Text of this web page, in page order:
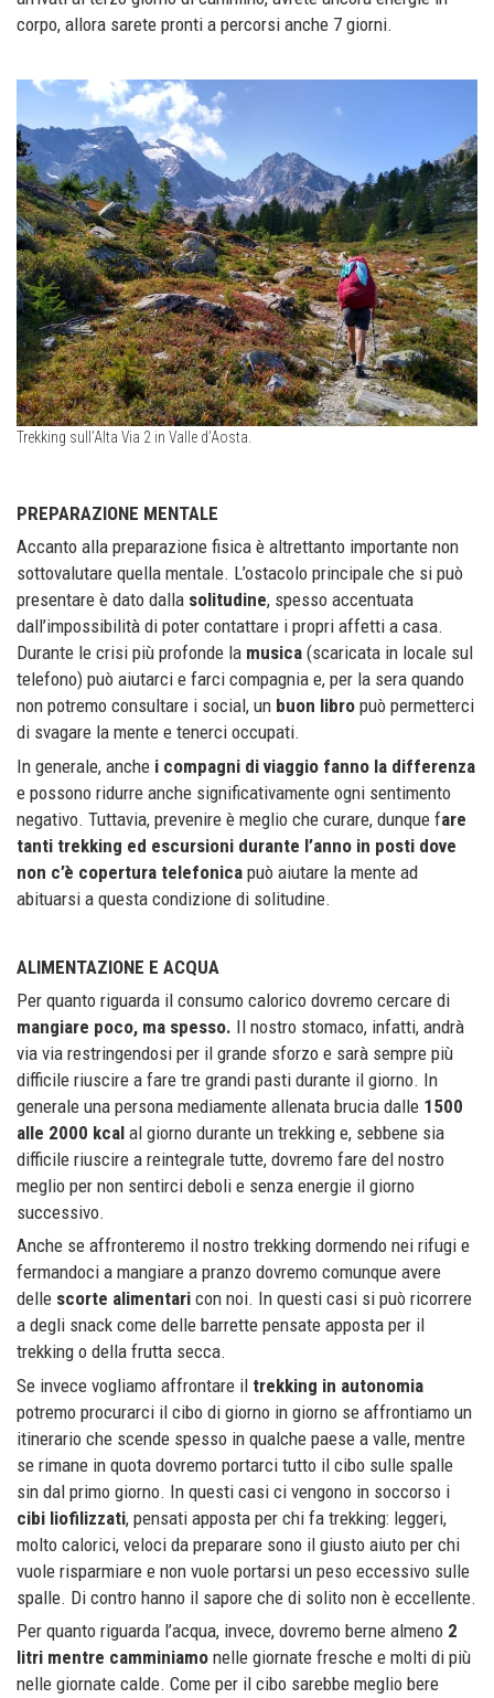
corpo, allora sarete pronti a percorsi anche 7 giorni.
Trekking sull’Alta Via 2 in Valle d’Aosta.
PREPARAZIONE MENTALE
Accanto alla preparazione fisica è altrettanto importante non
sottovalutare quella mentale. L’ostacolo principale che si può
presentare è dato dalla solitudine, spesso accentuata
dall’impossibilità di poter contattare i propri affetti a casa.
Durante le crisi più profonde la musica (scaricata in locale sul
telefono) può aiutarci e farci compagnia e, per la sera quando
non potremo consultare i social, un buon libro può permetterci
di svagare la mente e tenerci occupati.
In generale, anche i compagni di viaggio fanno la differenza
e possono ridurre anche significativamente ogni sentimento
negativo. Tuttavia, prevenire è meglio che curare, dunque fare
tanti trekking ed escursioni durante l’anno in posti dove
non c’è copertura telefonica può aiutare la mente ad
abituarsi a questa condizione di solitudine.
ALIMENTAZIONE E ACQUA
Per quanto riguarda il consumo calorico dovremo cercare di
mangiare poco, ma spesso. Il nostro stomaco, infatti, andrà
via via restringendosi per il grande sforzo e sarà sempre più
difficile riuscire a fare tre grandi pasti durante il giorno. In
generale una persona mediamente allenata brucia dalle 1500
alle 2000 kcal al giorno durante un trekking e, sebbene sia
difficile riuscire a reintegrale tutte, dovremo fare del nostro
meglio per non sentirci deboli e senza energie il giorno
successivo.
Anche se affronteremo il nostro trekking dormendo nei rifugi e
fermandoci a mangiare a pranzo dovremo comunque avere
delle scorte alimentari con noi. In questi casi si può ricorrere
a degli snack come delle barrette pensate apposta per il
trekking o della frutta secca.
Se invece vogliamo affrontare il trekking in autonomia
potremo procurarci il cibo di giorno in giorno se affrontiamo un
itinerario che scende spesso in qualche paese a valle, mentre
se rimane in quota dovremo portarci tutto il cibo sulle spalle
sin dal primo giorno. In questi casi ci vengono in soccorso i
cibi liofilizzati, pensati apposta per chi fa trekking: leggeri,
molto calorici, veloci da preparare sono il giusto aiuto per chi
vuole risparmiare e non vuole portarsi un peso eccessivo sulle
spalle. Di contro hanno il sapore che di solito non è eccellente.
Per quanto riguarda l’acqua, invece, dovremo berne almeno 2
litri mentre camminiamo nelle giornate fresche e molti di più
nelle giornate calde. Come per il cibo sarebbe meglio bere